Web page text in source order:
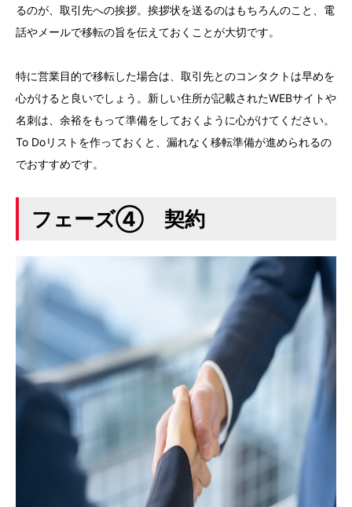
るのが、取引先への挨拶。挨拶状を送るのはもちろんのこと、電
話やメールで移転の旨を伝えておくことが大切です。
特に営業目的で移転した場合は、取引先とのコンタクトは早めを
心がけると良いでしょう。新しい住所が記載されたWEBサイトや
名刺は、余裕をもって準備をしておくように心がけてください。
To Doリストを作っておくと、漏れなく移転準備が進められるの
でおすすめです。
フェーズ④ 契約